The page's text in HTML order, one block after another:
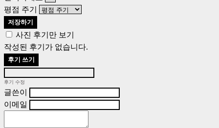
평점 주기
저장하기
사진 후기만 보기
작성된 후기가 없습니다.
후기 쓰기
후기 수정
글쓴이
이메일